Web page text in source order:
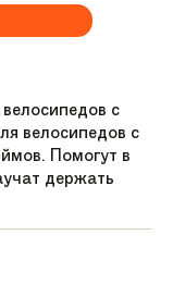
с
велосипедов с
Помогут в
держать